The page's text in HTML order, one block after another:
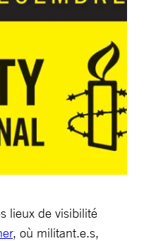
lieux de visibilité
, où militant.e.s,